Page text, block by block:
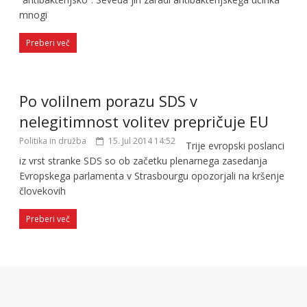
mnogi
Preberi več
Po volilnem porazu SDS v
nelegitimnost volitev prepričuje EU
Politika in družba 15. Jul 2014 14:52
Trije evropski poslanci
iz vrst stranke SDS so ob začetku plenarnega zasedanja
Evropskega parlamenta v Strasbourgu opozorjali na kršenje
človekovih
Preberi več